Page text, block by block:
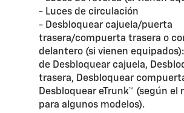
- Luces de circulación
- Desbloquear cajuela/puerta
trasera/compuerta trasera o
delantero (si vienen
de Desbloquear cajuela,
trasera, Desbloquear
Desbloquear eTrunk™ (según el
para algunos modelos).